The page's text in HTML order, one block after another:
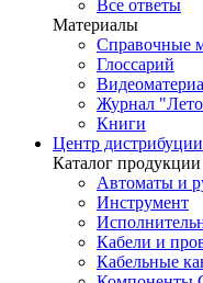
Все ответы
Материалы
Справочные
Глоссарий
Журнал
Книги
Центр дистрибуции
Каталог продукции
Автоматы и
Инструмент
Кабели и
Кабельные